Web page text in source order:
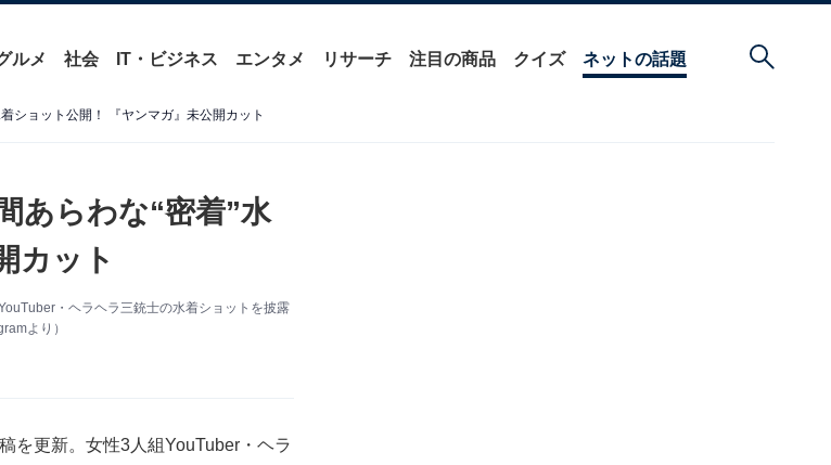
ルメ 社会 IT・ビジネス エンタメ リサーチ 注目の商品 クイズ ネットの話題
ショット公開！ 『ヤンマガ』未公開カット
あらわな“密着”水
カット
・ヘラヘラ三銃士の水着ショットを披露
より）
を更新。女性3人組YouTuber・ヘラ